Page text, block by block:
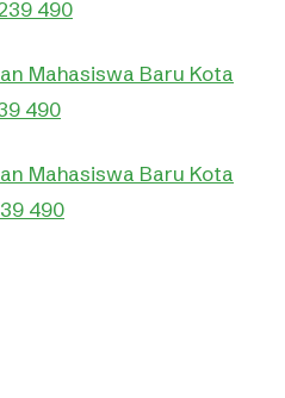
490
Mahasiswa Baru Kota
490
Mahasiswa Baru Kota
490